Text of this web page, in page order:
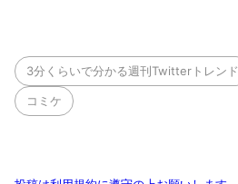
3分くらいで分かる週刊Twitterトレンド
コミケ